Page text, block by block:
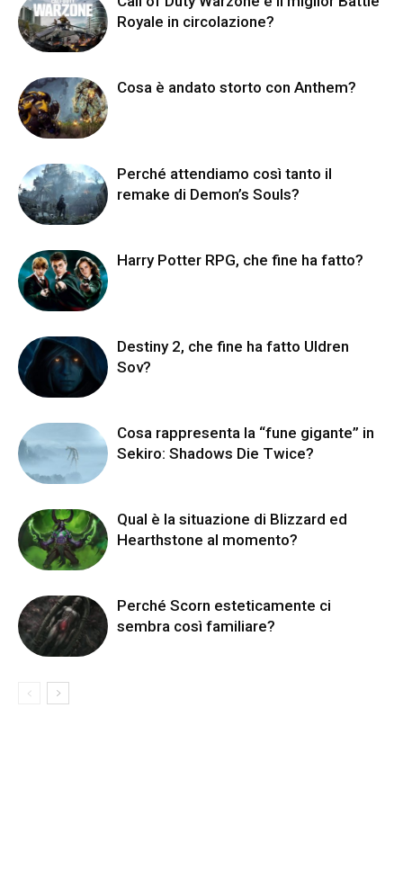
Royale in circolazione?
Cosa è andato storto con Anthem?
Perché attendiamo così tanto il
remake di Demon’s Souls?
Harry Potter RPG, che fine ha fatto?
Destiny 2, che fine ha fatto Uldren
Sov?
Cosa rappresenta la “fune gigante” in
Sekiro: Shadows Die Twice?
Qual è la situazione di Blizzard ed
Hearthstone al momento?
Perché Scorn esteticamente ci
sembra così familiare?